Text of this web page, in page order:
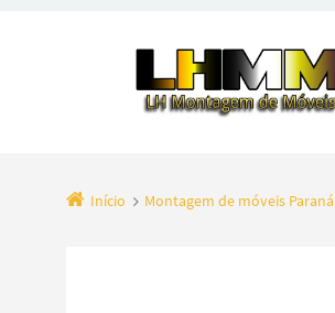
Início Montagem de móveis Paraná